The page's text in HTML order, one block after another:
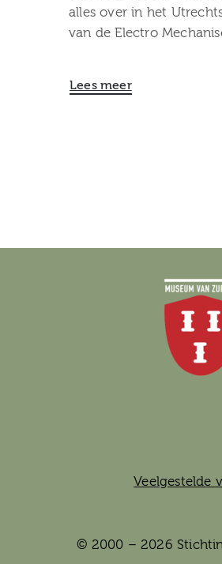
alles over in het
van de Electro
Lees meer
Veelgestelde
© 2000 – 2026